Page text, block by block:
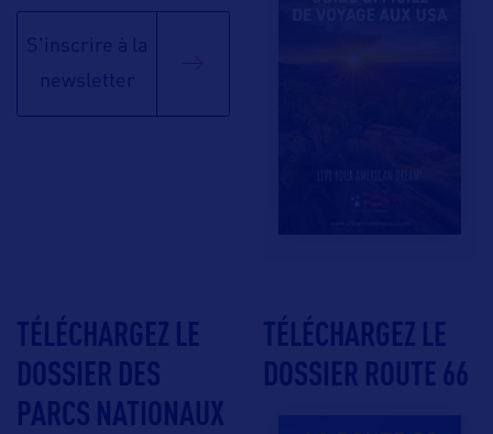
S'inscrire à la
newsletter
TÉLÉCHARGEZ LE
DOSSIER DES
PARCS NATIONAUX
TÉLÉCHARGEZ LE
DOSSIER ROUTE 66